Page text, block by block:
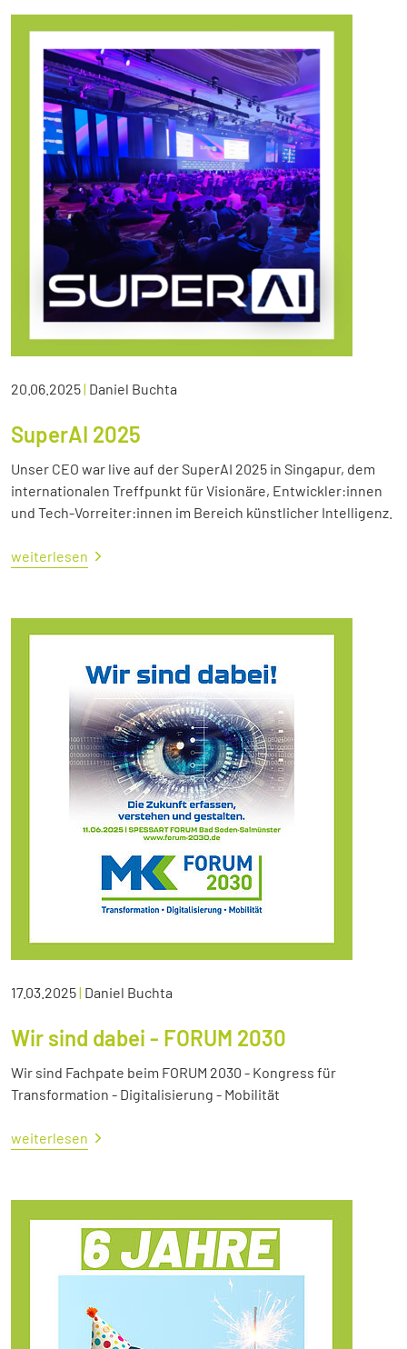
20.06.2025| Daniel Buchta
SuperAI 2025
Unser CEO war live auf der SuperAI 2025 in Singapur, dem
internationalen Treffpunkt für Visionäre, Entwickler:innen
und Tech-Vorreiter:innen im Bereich künstlicher Intelligenz.
weiterlesen
17.03.2025| Daniel Buchta
Wir sind dabei - FORUM 2030
Wir sind Fachpate beim FORUM 2030 - Kongress für
Transformation - Digitalisierung - Mobilität
weiterlesen